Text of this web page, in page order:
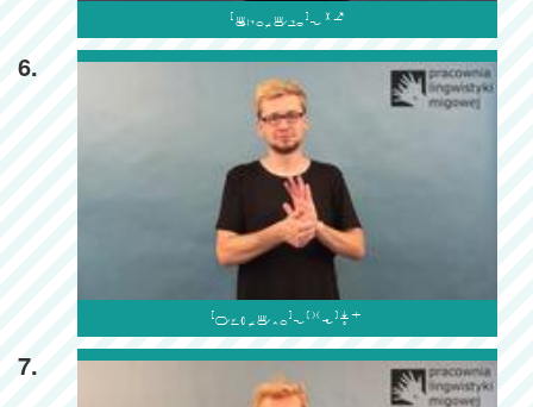

6.

7.